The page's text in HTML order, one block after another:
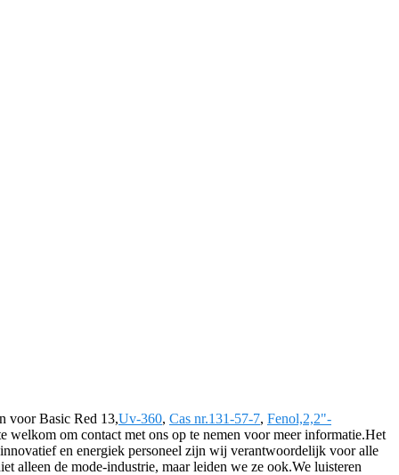
voor Basic Red 13,Uv-360, Cas nr.131-57-7, Fenol,2,2"-
welkom om contact met ons op te nemen voor meer informatie.Het
en energiek personeel zijn wij verantwoordelijk voor alle
alleen de mode-industrie, maar leiden we ze ook.We luisteren